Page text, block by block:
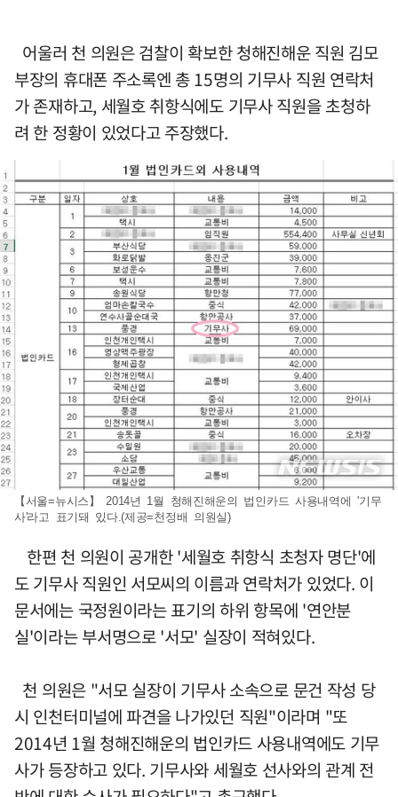
어울러 천 의원은 검찰이 확보한 청해진해운 직원 김모
부장의 휴대폰 주소록엔 총 15명의 기무사 직원 연락처
가 존재하고, 세월호 취항식에도 기무사 직원을 초청하
려 한 정황이 있었다고 주장했다.
【서울=뉴시스】 2014년 1월 청해진해운의 법인카드 사용내역에 '기무
사'라고 표기돼 있다.(제공=천정배 의원실)
한편 천 의원이 공개한 '세월호 취항식 초청자 명단'에
도 기무사 직원인 서모씨의 이름과 연락처가 있었다. 이
문서에는 국정원이라는 표기의 하위 항목에 '연안분
실'이라는 부서명으로 '서모' 실장이 적혀있다.
천 의원은 "서모 실장이 기무사 소속으로 문건 작성 당
시 인천터미널에 파견을 나가있던 직원"이라며 "또
2014년 1월 청해진해운의 법인카드 사용내역에도 기무
사가 등장하고 있다. 기무사와 세월호 선사와의 관계 전